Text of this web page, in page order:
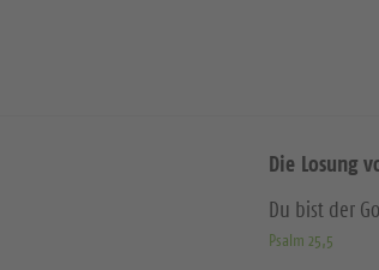
Die Losung
Du bist der
Psalm 25,5